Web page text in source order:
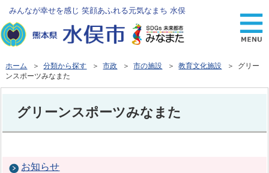
みんなが幸せを感じ 笑顔あふれる元気なまち 水俣
ホーム ＞分類から探す ＞市政 ＞市の施設 ＞教育文化施設 ＞ グリー
ンスポーツみなまた
グリーンスポーツみなまた
お知らせ